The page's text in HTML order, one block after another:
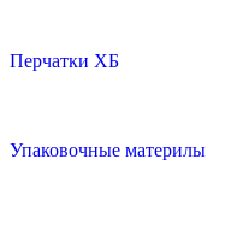
Перчатки ХБ
Упаковочные материлы